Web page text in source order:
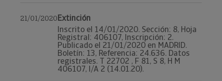
21/01/2020Extinción
Inscrito el 14/01/2020. Sección: 8, Hoja
Registral: 406107, Inscripción: 2.
Publicado el 21/01/2020 en MADRID.
Boletín: 13, Referencia: 24.636. Datos
registrales. T 22702 , F 81, S 8, H M
406107, I/A 2 (14.01.20).